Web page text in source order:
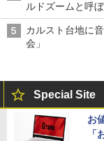
ルドズームと呼ぼ
カルスト台地に
会」
Special Site
お
「